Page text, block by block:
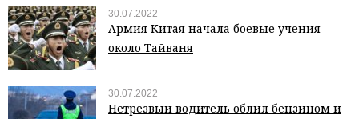
30.07.2022
Армия Китая начала боевые учения
около Тайваня
30.07.2022
Нетрезвый водитель облил бензином и